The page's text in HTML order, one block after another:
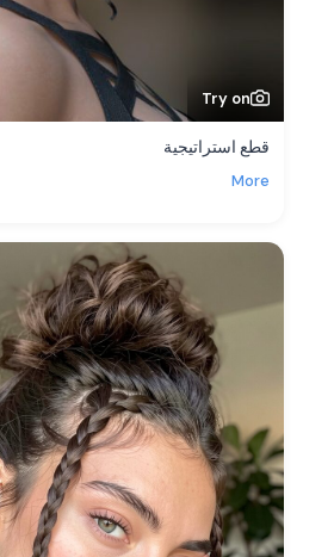
Try on
قطع استراتيجية
More